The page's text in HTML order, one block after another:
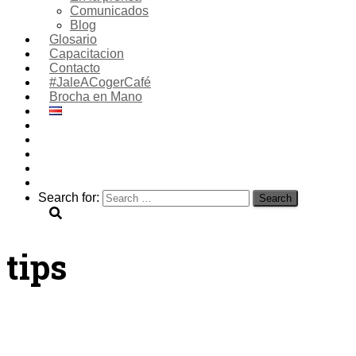
Comunicados
Blog
Glosario
Capacitacion
Contacto
#JaleACogerCafé
Brocha en Mano
Search for:
tips